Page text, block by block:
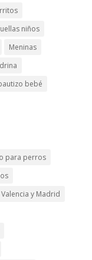
niños
Meninas
bebé
para perros
y Madrid